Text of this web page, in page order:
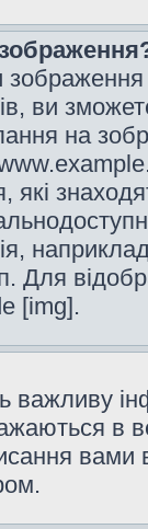
ви
на
які
Для
[img].
важливу
в